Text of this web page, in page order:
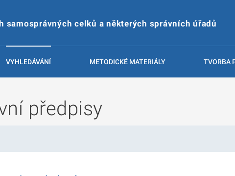
samosprávných celků a některých správních úřadů
VYHLEDÁVÁNÍ METODICKÉ MATERIÁLY TVORBA
předpisy